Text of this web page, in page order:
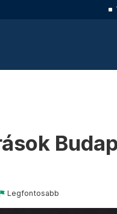
Legfontosabb